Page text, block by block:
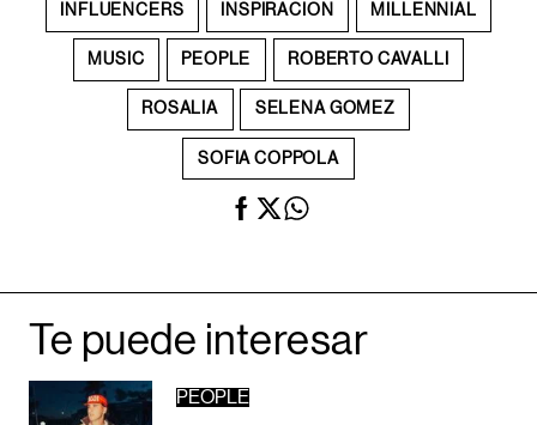
INFLUENCERS INSPIRACION MILLENNIAL
MUSIC PEOPLE ROBERTO CAVALLI
ROSALIA SELENA GOMEZ
SOFIA COPPOLA
Te puede interesar
PEOPLE